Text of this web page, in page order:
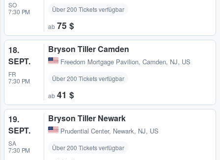
SO
7:30 PM
Über 200 Tickets verfügbar
ab 75 $
18.
SEPT.
FR
7:30 PM
Bryson Tiller Camden
Freedom Mortgage Pavilion, Camden, NJ, US
Über 200 Tickets verfügbar
ab 41 $
19.
SEPT.
SA
7:30 PM
Bryson Tiller Newark
Prudential Center, Newark, NJ, US
Über 200 Tickets verfügbar